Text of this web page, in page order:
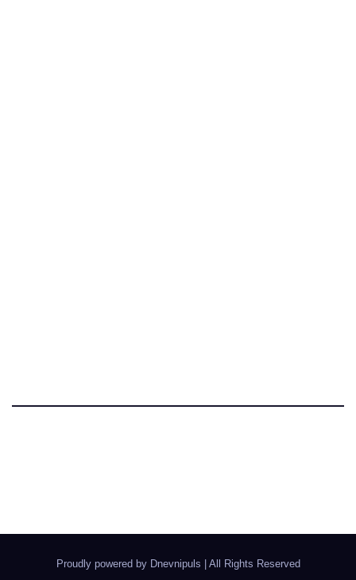
Proudly powered by Dnevnipuls All Rights Reserved